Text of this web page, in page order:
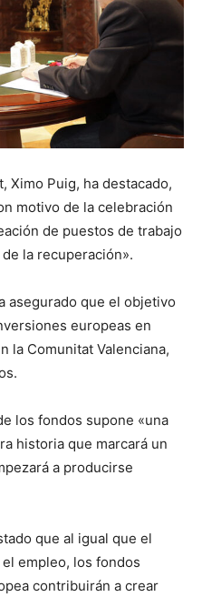
Ximo Puig, ha destacado,
motivo de la celebración
de puestos de trabajo
la recuperación».
asegurado que el objetivo
europeas en
la Comunitat Valenciana,
los fondos supone «una
historia que marcará un
a producirse
que al igual que el
empleo, los fondos
contribuirán a crear